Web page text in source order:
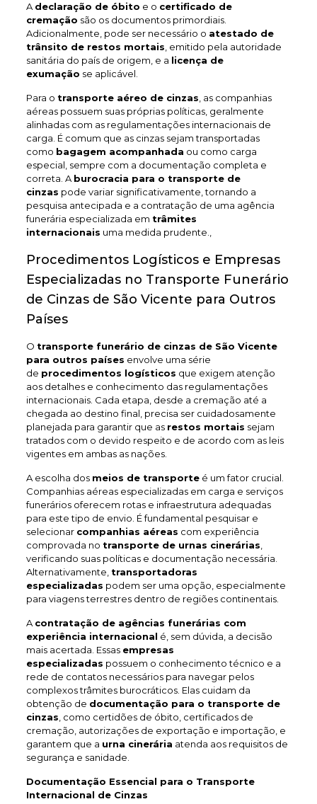
A declaração de óbito e o certificado de
cremação são os documentos primordiais.
Adicionalmente, pode ser necessário o atestado de
trânsito de restos mortais , emitido pela autoridade
sanitária do país de origem, e a licença de
exumação se aplicável.
Para o transporte aéreo de cinzas , as companhias
aéreas possuem suas próprias políticas, geralmente
alinhadas com as regulamentações internacionais de
carga. É comum que as cinzas sejam transportadas
como bagagem acompanhada ou como carga
especial, sempre com a documentação completa e
correta. A burocracia para o transporte de
cinzas pode variar significativamente, tornando a
pesquisa antecipada e a contratação de uma agência
funerária especializada em trâmites
internacionais uma medida prudente.,
Procedimentos Logísticos e Empresas
Especializadas no Transporte Funerário
de Cinzas de São Vicente para Outros
Países
O transporte funerário de cinzas de São Vicente
para outros países envolve uma série
de procedimentos logísticos que exigem atenção
aos detalhes e conhecimento das regulamentações
internacionais. Cada etapa, desde a cremação até a
chegada ao destino final, precisa ser cuidadosamente
planejada para garantir que as restos mortais sejam
tratados com o devido respeito e de acordo com as leis
vigentes em ambas as nações.
A escolha dos meios de transporteé um fator crucial.
Companhias aéreas especializadas em carga e serviços
funerários oferecem rotas e infraestrutura adequadas
para este tipo de envio. É fundamental pesquisar e
selecionar companhias aéreas com experiência
comprovada no transporte de urnas cinerárias
verificando suas políticas e documentação necessária.
Alternativamente, transportadoras
especializadas podem ser uma opção, especialmente
para viagens terrestres dentro de regiões continentais.
A contratação de agências funerárias com
experiência internacional é, sem dúvida, a decisão
mais acertada. Essas empresas
especializadas possuem o conhecimento técnico e a
rede de contatos necessários para navegar pelos
complexos trâmites burocráticos. Elas cuidam da
obtenção de documentação para o transporte de
cinzas , como certidões de óbito, certificados de
cremação, autorizações de exportação e importação, e
garantem que a urna cinerária atenda aos requisitos de
segurança e sanidade.
Documentação Essencial para o Transporte
Internacional de Cinzas